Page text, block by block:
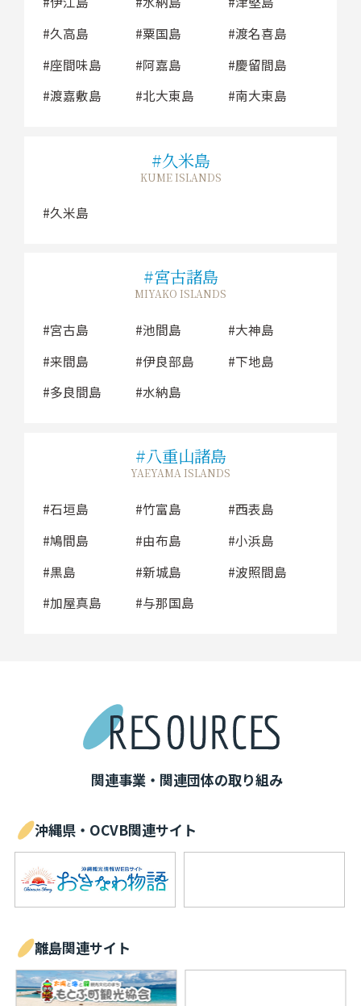
久高島
粟国島
渡名喜島
座間味島
阿嘉島
慶留間島
渡嘉敷島
北大東島 南大東島
久米島
KUME ISLANDS
久米島
宮古諸島
MIYAKO ISLANDS
宮古島 池間島
大神島
来間島
伊良部島
下地島
多良間島
水納島
八重山諸島
YAEYAMA ISLANDS
石垣島 竹富島
西表島
鳩間島
由布島
小浜島
黒島
新城島
波照間島
加屋真島
与那国島
関連事業・関連団体の取り組み
沖縄県・OCVB関連サイト
離島関連サイト